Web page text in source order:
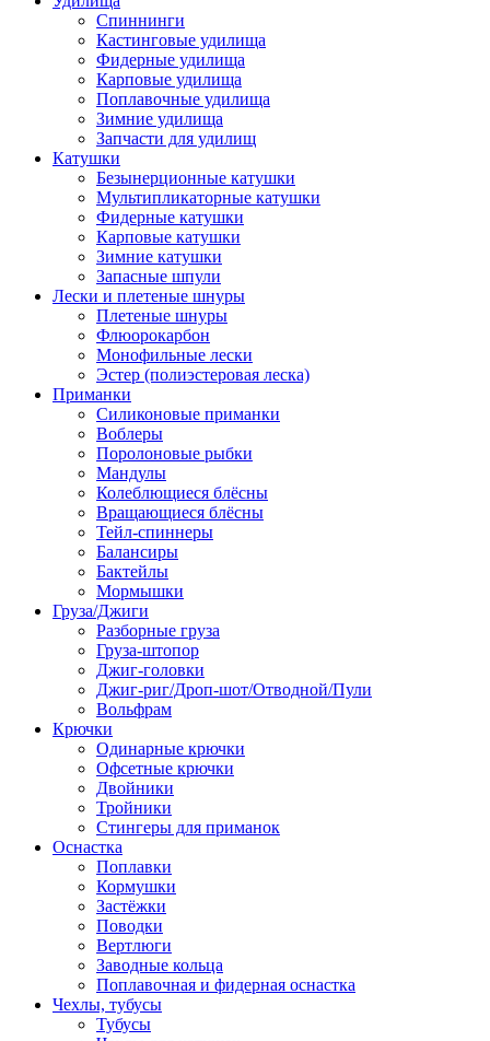
Спиннинги
Кастинговые удилища
Фидерные удилища
Карповые удилища
Поплавочные удилища
Зимние удилища
Запчасти для удилищ
Катушки
Безынерционные катушки
Мультипликаторные катушки
Фидерные катушки
Карповые катушки
Зимние катушки
Запасные шпули
Лески и плетеные шнуры
Плетеные шнуры
Флюорокарбон
Монофильные лески
Эстер (полиэстеровая леска)
Приманки
Силиконовые приманки
Воблеры
Поролоновые рыбки
Мандулы
Колеблющиеся блёсны
Вращающиеся блёсны
Тейл-спиннеры
Балансиры
Бактейлы
Мормышки
Груза/Джиги
Разборные груза
Груза-штопор
Джиг-головки
Джиг-риг/Дроп-шот/Отводной/Пули
Вольфрам
Крючки
Одинарные крючки
Офсетные крючки
Двойники
Тройники
Стингеры для приманок
Оснастка
Поплавки
Кормушки
Застёжки
Поводки
Вертлюги
Заводные кольца
Поплавочная и фидерная оснастка
Чехлы, тубусы
Тубусы